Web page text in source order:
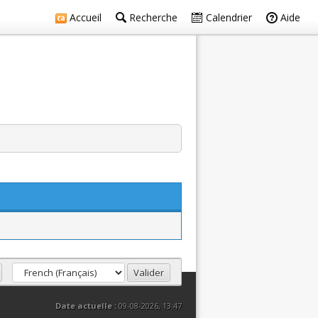
Accueil Recherche Calendrier Aide
Date actuelle :09-08-2026, 13:47